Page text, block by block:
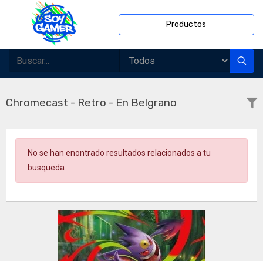
Productos
Chromecast - Retro - En Belgrano
No se han enontrado resultados relacionados a tu
busqueda